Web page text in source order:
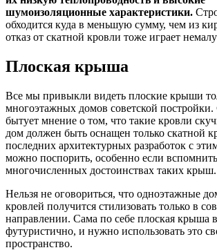
шумоизоляционные характеристики.
обходится куда в меньшую сумму, чем из
отказ от скатной кровли тоже играет
Плоская крыша
Все мы привыкли видеть плоские крыши
многоэтажных домов советской
бытует мнение о том, что такие кровли
дом должен быть оснащен только скатной
последних архитектурных разработок с
можно поспорить, особенно если
многочисленных достоинствах таких крыш.
Нельзя не оговориться, что одноэтажные
кровлей получится стилизовать только в
направлении. Сама по себе плоская крыша
футуристично, и нужно использовать это
пространство.